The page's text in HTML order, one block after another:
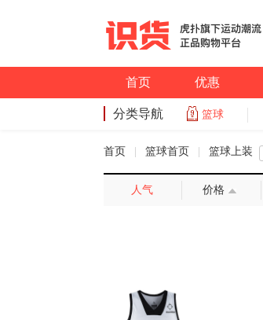
首页 优惠
分类导航 篮球
首页 篮球首页 篮球上装
人气 价格